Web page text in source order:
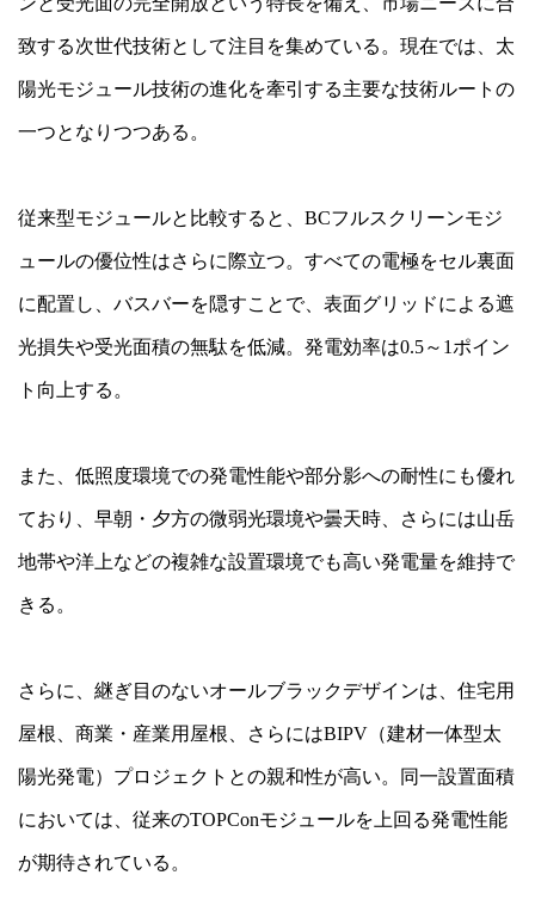
致する次世代技術として注目を集めている。現在では、太
陽光モジュール技術の進化を牽引する主要な技術ルートの
一つとなりつつある。
従来型モジュールと比較すると、BCフルスクリーンモジ
ュールの優位性はさらに際立つ。すべての電極をセル裏面
に配置し、バスバーを隠すことで、表面グリッドによる遮
光損失や受光面積の無駄を低減。発電効率は0.5～1ポイン
ト向上する。
また、低照度環境での発電性能や部分影への耐性にも優れ
ており、早朝・夕方の微弱光環境や曇天時、さらには山岳
地帯や洋上などの複雑な設置環境でも高い発電量を維持で
きる。
さらに、継ぎ目のないオールブラックデザインは、住宅用
屋根、商業・産業用屋根、さらにはBIPV（建材一体型太
陽光発電）プロジェクトとの親和性が高い。同一設置面積
においては、従来のTOPConモジュールを上回る発電性能
が期待されている。